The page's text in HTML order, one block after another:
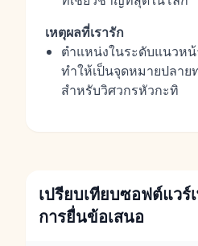
เหตุผลที่เรารัก
ตำแหน่งในระดับแนวห
ทำให้เป็นจุดหมายปลาย
สำหรับวิศวกรหัวกะทิ
เปรียบเทียบซอฟต์แว
การยื่นข้อเสนอ